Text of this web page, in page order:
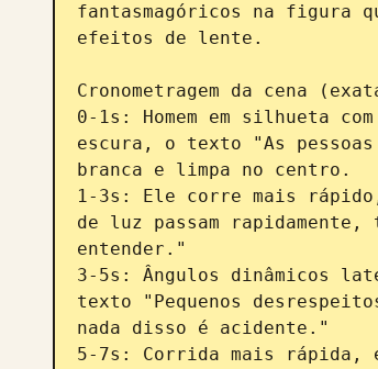
fantasmagóricos na figura
efeitos de lente.
Cronometragem da cena
0-1s: Homem em silhueta
escura, o texto "As
branca e limpa no centro.
1-3s: Ele corre mais
de luz passam
entender."
3-5s: Ângulos dinâmicos
texto "Pequenos
nada disso é acidente."
5-7s: Corrida mais